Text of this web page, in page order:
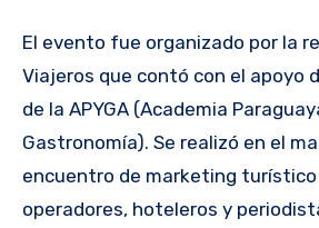
El evento fue organizado por la
Viajeros que contó con el apoyo
de la APYGA (Academia
Gastronomía). Se realizó en el
encuentro de marketing turístico
operadores, hoteleros y